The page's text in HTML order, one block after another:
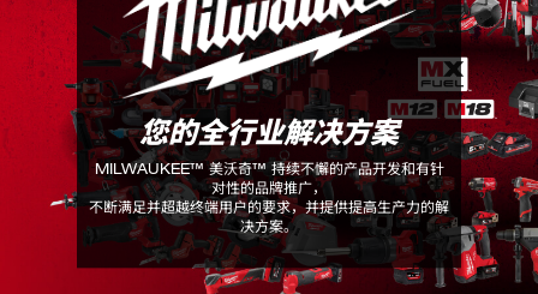
包装详情 48-32-4537
48-32-4537 (1)
您的全行业解决方案
MILWAUKEE™ 美沃奇™ 持续不懈的产品开发和有针
对性的品牌推广，
不断满足并超越终端用户的要求，并提供提高生产力的解
决方案。